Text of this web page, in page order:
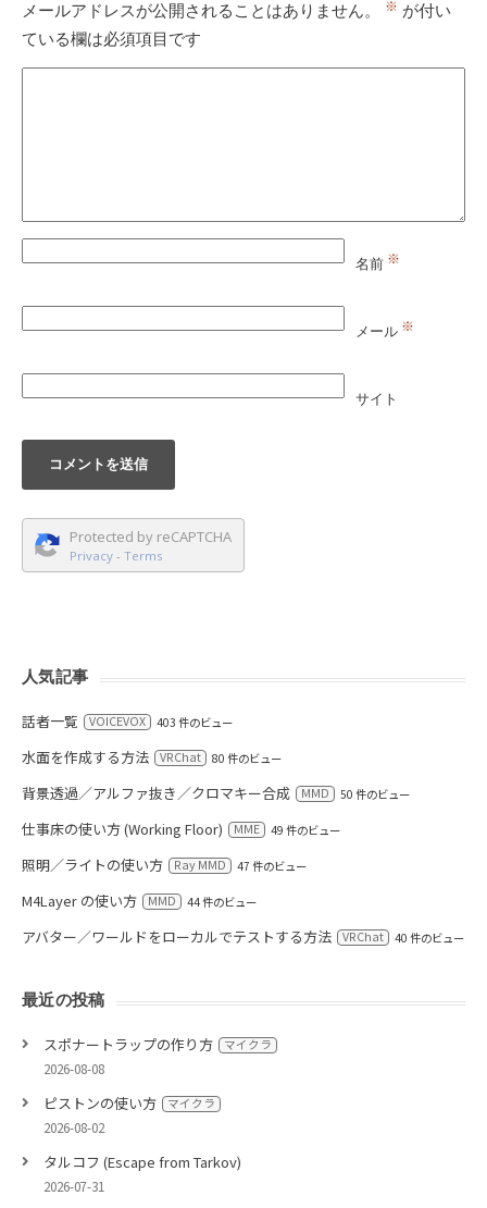
メールアドレスが公開されることはありません。 ※ が付い
ている欄は必須項目です
名前 ※
メール ※
サイト
Protected by reCAPTCHA
Privacy - Terms
人気記事
話者一覧 VOICEVOX 403 件のビュー
水面を作成する方法 VRChat 80 件のビュー
背景透過／アルファ抜き／クロマキー合成 MMD 50 件のビュー
仕事床の使い方 (Working Floor) MME 49 件のビュー
照明／ライトの使い方 Ray MMD 47 件のビュー
M4Layer の使い方 MMD 44 件のビュー
アバター／ワールドをローカルでテストする方法 VRChat 40 件のビュー
最近の投稿
スポナートラップの作り方 マイクラ
2026-08-08
ピストンの使い方 マイクラ
2026-08-02
タルコフ (Escape from Tarkov)
2026-07-31